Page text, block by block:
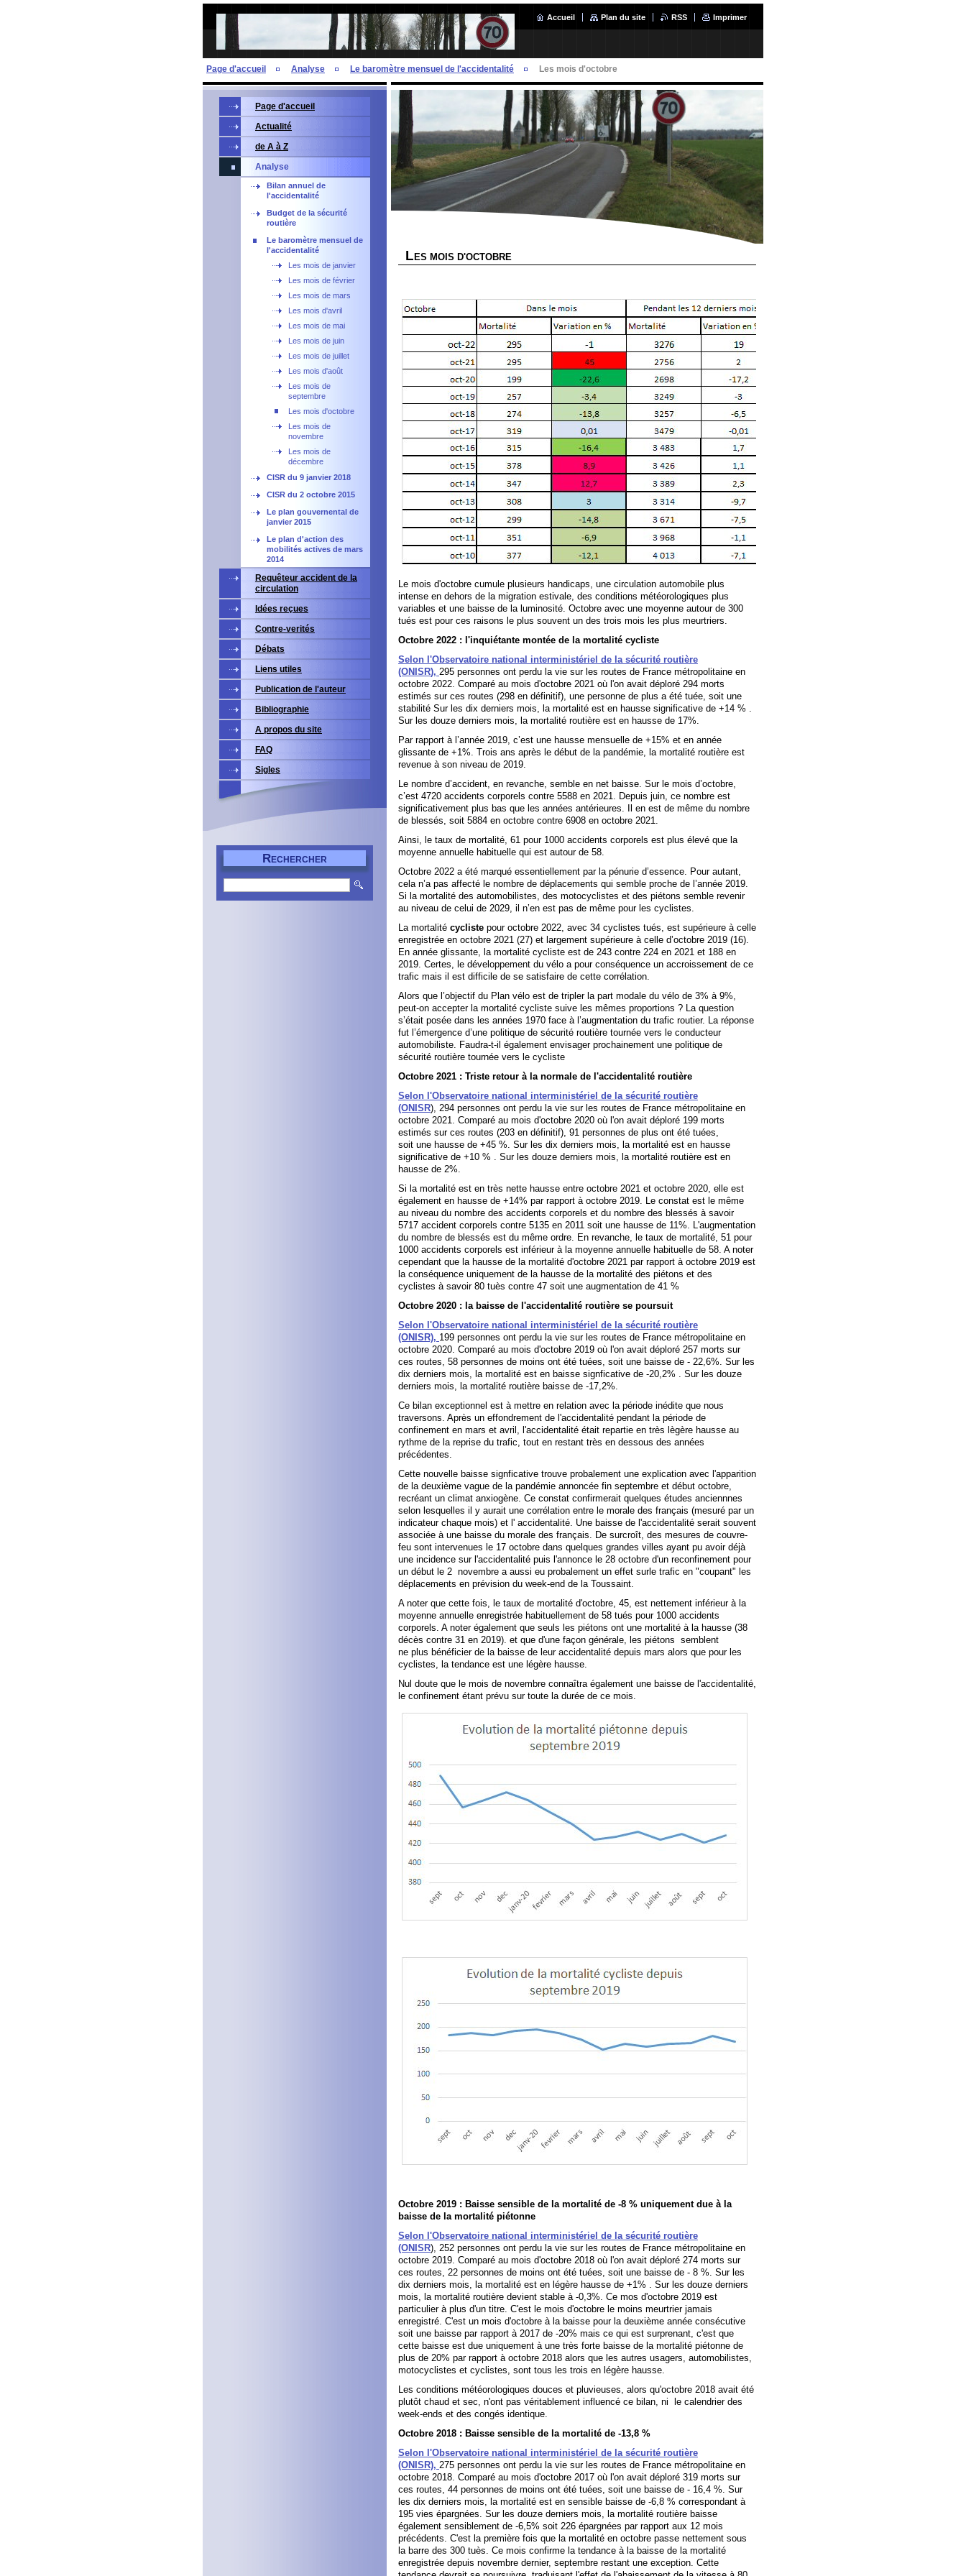
Accueil Plan du site RSS Imprimer
Page d'accueil Analyse Le baromètre mensuel de l'accidentalité Les mois d'octobre
L ES MOIS D'OCTOBRE
Le mois d'octobre cumule plusieurs handicaps, une circulation automobile plus
intense en dehors de la migration estivale, des conditions météorologiques plus
variables et une baisse de la luminosité. Octobre avec une moyenne autour de 300
tués est pour ces raisons le plus souvent un des trois mois les plus meurtriers.
Octobre 2022 : l'inquiétante montée de la mortalité cycliste
Selon l'Observatoire national interministériel de la sécurité routière
(ONISR), 295 personnes ont perdu la vie sur les routes de France métropolitaine en
octobre 2022. Comparé au mois d'octobre 2021 où l'on avait déploré 294 morts
estimés sur ces routes (298 en définitif), une personne de plus a été tuée, soit une
stabilité Sur les dix derniers mois, la mortalité est en hausse significative de +14 % .
Sur les douze derniers mois, la mortalité routière est en hausse de 17%.
Par rapport à l’année 2019, c’est une hausse mensuelle de +15% et en année
glissante de +1%. Trois ans après le début de la pandémie, la mortalité routière est
revenue à son niveau de 2019.
Le nombre d’accident, en revanche, semble en net baisse. Sur le mois d’octobre,
c’est 4720 accidents corporels contre 5588 en 2021. Depuis juin, ce nombre est
significativement plus bas que les années antérieures. Il en est de même du nombre
de blessés, soit 5884 en octobre contre 6908 en octobre 2021.
Ainsi, le taux de mortalité, 61 pour 1000 accidents corporels est plus élevé que la
moyenne annuelle habituelle qui est autour de 58.
Octobre 2022 a été marqué essentiellement par la pénurie d’essence. Pour autant,
cela n’a pas affecté le nombre de déplacements qui semble proche de l’année 2019.
Si la mortalité des automobilistes, des motocyclistes et des piétons semble revenir
au niveau de celui de 2029, il n’en est pas de même pour les cyclistes.
La mortalité cycliste pour octobre 2022, avec 34 cyclistes tués, est supérieure à celle
enregistrée en octobre 2021 (27) et largement supérieure à celle d’octobre 2019 (16).
En année glissante, la mortalité cycliste est de 243 contre 224 en 2021 et 188 en
2019. Certes, le développement du vélo a pour conséquence un accroissement de ce
trafic mais il est difficile de se satisfaire de cette corrélation.
Alors que l’objectif du Plan vélo est de tripler la part modale du vélo de 3% à 9%,
peut-on accepter la mortalité cycliste suive les mêmes proportions ? La question
s’était posée dans les années 1970 face à l’augmentation du trafic routier. La réponse
fut l’émergence d’une politique de sécurité routière tournée vers le conducteur
automobiliste. Faudra-t-il également envisager prochainement une politique de
sécurité routière tournée vers le cycliste
Octobre 2021 : Triste retour à la normale de l'accidentalité routière
Selon l'Observatoire national interministériel de la sécurité routière
(ONISR), 294 personnes ont perdu la vie sur les routes de France métropolitaine en
octobre 2021. Comparé au mois d'octobre 2020 où l'on avait déploré 199 morts
estimés sur ces routes (203 en définitif), 91 personnes de plus ont été tuées,
soit une hausse de +45 %. Sur les dix derniers mois, la mortalité est en hausse
significative de +10 % . Sur les douze derniers mois, la mortalité routière est en
hausse de 2%.
Si la mortalité est en très nette hausse entre octobre 2021 et octobre 2020, elle est
également en hausse de +14% par rapport à octobre 2019. Le constat est le même
au niveau du nombre des accidents corporels et du nombre des blessés à savoir
5717 accident corporels contre 5135 en 2011 soit une hausse de 11%. L'augmentation
du nombre de blessés est du même ordre. En revanche, le taux de mortalité, 51 pour
1000 accidents corporels est inférieur à la moyenne annuelle habituelle de 58. A noter
cependant que la hausse de la mortalité d'octobre 2021 par rapport à octobre 2019 est
la conséquence uniquement de la hausse de la mortalité des piétons et des
cyclistes à savoir 80 tuès contre 47 soit une augmentation de 41 %
Octobre 2020 : la baisse de l'accidentalité routière se poursuit
Selon l'Observatoire national interministériel de la sécurité routière
(ONISR), 199 personnes ont perdu la vie sur les routes de France métropolitaine en
octobre 2020. Comparé au mois d'octobre 2019 où l'on avait déploré 257 morts sur
ces routes, 58 personnes de moins ont été tuées, soit une baisse de - 22,6%. Sur les
dix derniers mois, la mortalité est en baisse signficative de -20,2% . Sur les douze
derniers mois, la mortalité routière baisse de -17,2%.
Ce bilan exceptionnel est à mettre en relation avec la période inédite que nous
traversons. Après un effondrement de l'accidentalité pendant la période de
confinement en mars et avril, l'accidentalité était repartie en très lègère hausse au
rythme de la reprise du trafic, tout en restant très en dessous des années
précédentes.
Cette nouvelle baisse signficative trouve probalement une explication avec l'apparition
de la deuxième vague de la pandémie annoncée fin septembre et début octobre,
recréant un climat anxiogène. Ce constat confirmerait quelques études anciennnes
selon lesquelles il y aurait une corrélation entre le morale des français (mesuré par un
indicateur chaque mois) et l' accidentalité. Une baisse de l'accidentalité serait souvent
associée à une baisse du morale des français. De surcroît, des mesures de couvre-
feu sont intervenues le 17 octobre dans quelques grandes villes ayant pu avoir déjà
une incidence sur l'accidentalité puis l'annonce le 28 octobre d'un reconfinement pour
un début le 2 novembre a aussi eu probalement un effet surle trafic en "coupant" les
déplacements en prévision du week-end de la Toussaint.
A noter que cette fois, le taux de mortalité d'octobre, 45, est nettement inférieur à la
moyenne annuelle enregistrée habituellement de 58 tués pour 1000 accidents
corporels. A noter également que seuls les piétons ont une mortalité à la hausse (38
décès contre 31 en 2019). et que d'une façon générale, les piétons semblent
ne plus bénéficier de la baisse de leur accidentalité depuis mars alors que pour les
cyclistes, la tendance est une légère hausse.
Nul doute que le mois de novembre connaîtra également une baisse de l'accidentalité,
le confinement étant prévu sur toute la durée de ce mois.
Octobre 2019 : Baisse sensible de la mortalité de -8 % uniquement due à la
baisse de la mortalité piétonne
Selon l'Observatoire national interministériel de la sécurité routière
(ONISR), 252 personnes ont perdu la vie sur les routes de France métropolitaine en
octobre 2019. Comparé au mois d'octobre 2018 où l'on avait déploré 274 morts sur
ces routes, 22 personnes de moins ont été tuées, soit une baisse de - 8 %. Sur les
dix derniers mois, la mortalité est en légère hausse de +1% . Sur les douze derniers
mois, la mortalité routière devient stable à -0,3%. Ce mos d'octobre 2019 est
particulier à plus d'un titre. C'est le mois d'octobre le moins meurtrier jamais
enregistré. C'est un mois d'octobre à la baisse pour la deuxième année consécutive
soit une baisse par rapport à 2017 de -20% mais ce qui est surprenant, c'est que
cette baisse est due uniquement à une très forte baisse de la mortalité piétonne de
plus de 20% par rapport à octobre 2018 alors que les autres usagers, automobilistes,
motocyclistes et cyclistes, sont tous les trois en légère hausse.
Les conditions météorologiques douces et pluvieuses, alors qu'octobre 2018 avait été
plutôt chaud et sec, n'ont pas véritablement influencé ce bilan, ni le calendrier des
week-ends et des congés identique.
Octobre 2018 : Baisse sensible de la mortalité de -13,8 %
Selon l'Observatoire national interministériel de la sécurité routière
(ONISR), 275 personnes ont perdu la vie sur les routes de France métropolitaine en
octobre 2018. Comparé au mois d'octobre 2017 où l'on avait déploré 319 morts sur
ces routes, 44 personnes de moins ont été tuées, soit une baisse de - 16,4 %. Sur
les dix derniers mois, la mortalité est en sensible baisse de -6,8 % correspondant à
195 vies épargnées. Sur les douze derniers mois, la mortalité routière baisse
également sensiblement de -6,5% soit 226 épargnées par rapport aux 12 mois
précédents. C'est la première fois que la mortalité en octobre passe nettement sous
la barre des 300 tuès. Ce mois confirme la tendance à la baisse de la mortalité
enregistrée depuis novembre dernier, septembre restant une exception. Cette
Page d'accueil
Actualité
de A à Z
Analyse
Bilan annuel de
l'accidentalité
Budget de la sécurité
routière
Le baromètre mensuel de
l'accidentalité
Les mois de janvier
Les mois de février
Les mois de mars
Les mois d'avril
Les mois de mai
Les mois de juin
Les mois de juillet
Les mois d'août
Les mois de
septembre
Les mois d'octobre
Les mois de
novembre
Les mois de
décembre
CISR du 9 janvier 2018
CISR du 2 octobre 2015
Le plan gouvernental de
janvier 2015
Le plan d'action des
mobilités actives de mars
2014
Requêteur accident de la
circulation
Idées reçues
Contre-verités
Débats
Liens utiles
Publication de l'auteur
Bibliographie
A propos du site
FAQ
Sigles
RECHERCHER